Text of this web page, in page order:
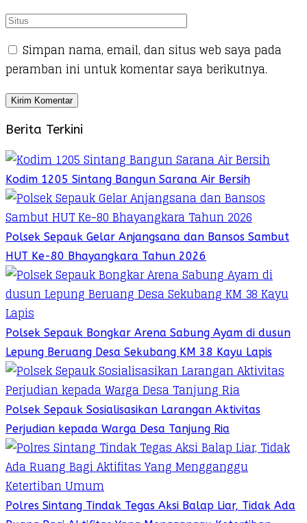
Simpan nama, email, dan situs web saya pada
peramban ini untuk komentar saya berikutnya.
Berita Terkini
Kodim 1205 Sintang Bangun Sarana Air Bersih
Polsek Sepauk Gelar Anjangsana dan Bansos Sambut
HUT Ke-80 Bhayangkara Tahun 2026
Polsek Sepauk Bongkar Arena Sabung Ayam di dusun
Lepung Beruang Desa Sekubang KM 38 Kayu Lapis
Polsek Sepauk Sosialisasikan Larangan Aktivitas
Perjudian kepada Warga Desa Tanjung Ria
Polres Sintang Tindak Tegas Aksi Balap Liar, Tidak Ada